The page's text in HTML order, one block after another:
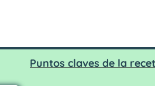
Puntos claves de la